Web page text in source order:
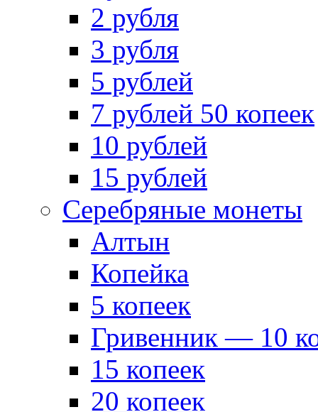
2 рубля
3 рубля
5 рублей
7 рублей 50 копеек
10 рублей
15 рублей
Серебряные монеты
Алтын
Копейка
5 копеек
Гривенник — 10
15 копеек
20 копеек